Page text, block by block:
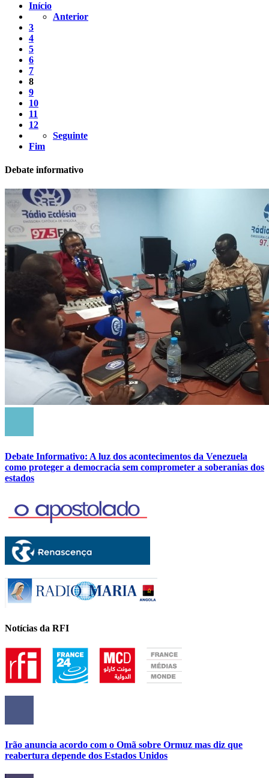
Início
Anterior
3
4
5
6
7
8
9
10
11
12
Seguinte
Fim
Debate informativo
Debate Informativo: A luz dos acontecimentos da Venezuela
como proteger a democracia sem comprometer a soberanias dos
estados
Notícias da RFI
Irão anuncia acordo com o Omã sobre Ormuz mas diz que
reabertura depende dos Estados Unidos